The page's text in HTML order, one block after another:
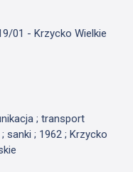
01 - Krzycko Wielkie
; transport
sanki ; 1962 ; Krzycko